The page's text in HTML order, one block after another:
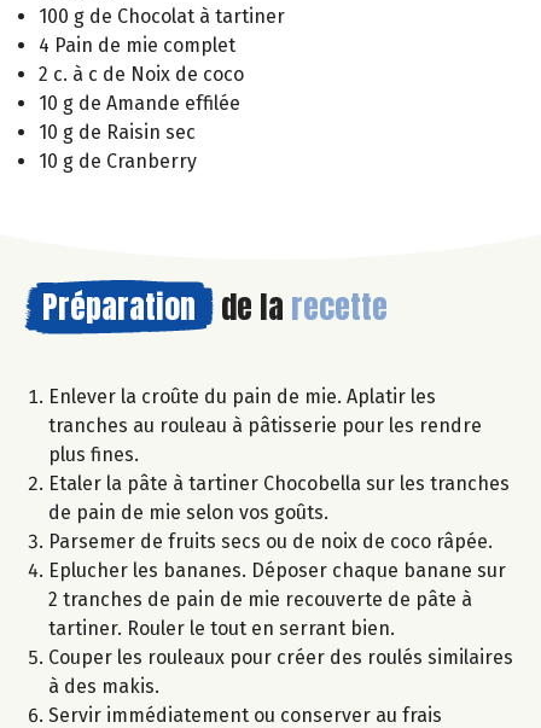
100 g de Chocolat à tartiner
4 Pain de mie complet
2 c. à c de Noix de coco
10 g de Amande effilée
10 g de Raisin sec
10 g de Cranberry
Préparation de la recette
Enlever la croûte du pain de mie. Aplatir les
tranches au rouleau à pâtisserie pour les rendre
plus fines.
Etaler la pâte à tartiner Chocobella sur les tranches
de pain de mie selon vos goûts.
Parsemer de fruits secs ou de noix de coco râpée.
Eplucher les bananes. Déposer chaque banane sur
2 tranches de pain de mie recouverte de pâte à
tartiner. Rouler le tout en serrant bien.
Couper les rouleaux pour créer des roulés similaires
à des makis.
Servir immédiatement ou conserver au frais